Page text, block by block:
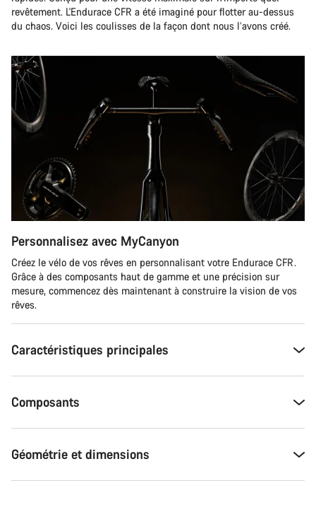
revêtement. L'Endurace CFR a été imaginé pour flotter au-dessus
du chaos. Voici les coulisses de la façon dont nous l’avons créé.
Personnalisez avec MyCanyon
Créez le vélo de vos rêves en personnalisant votre Endurace CFR.
Grâce à des composants haut de gamme et une précision sur
mesure, commencez dès maintenant à construire la vision de vos
rêves.
Caractéristiques principales
Composants
Géométrie et dimensions